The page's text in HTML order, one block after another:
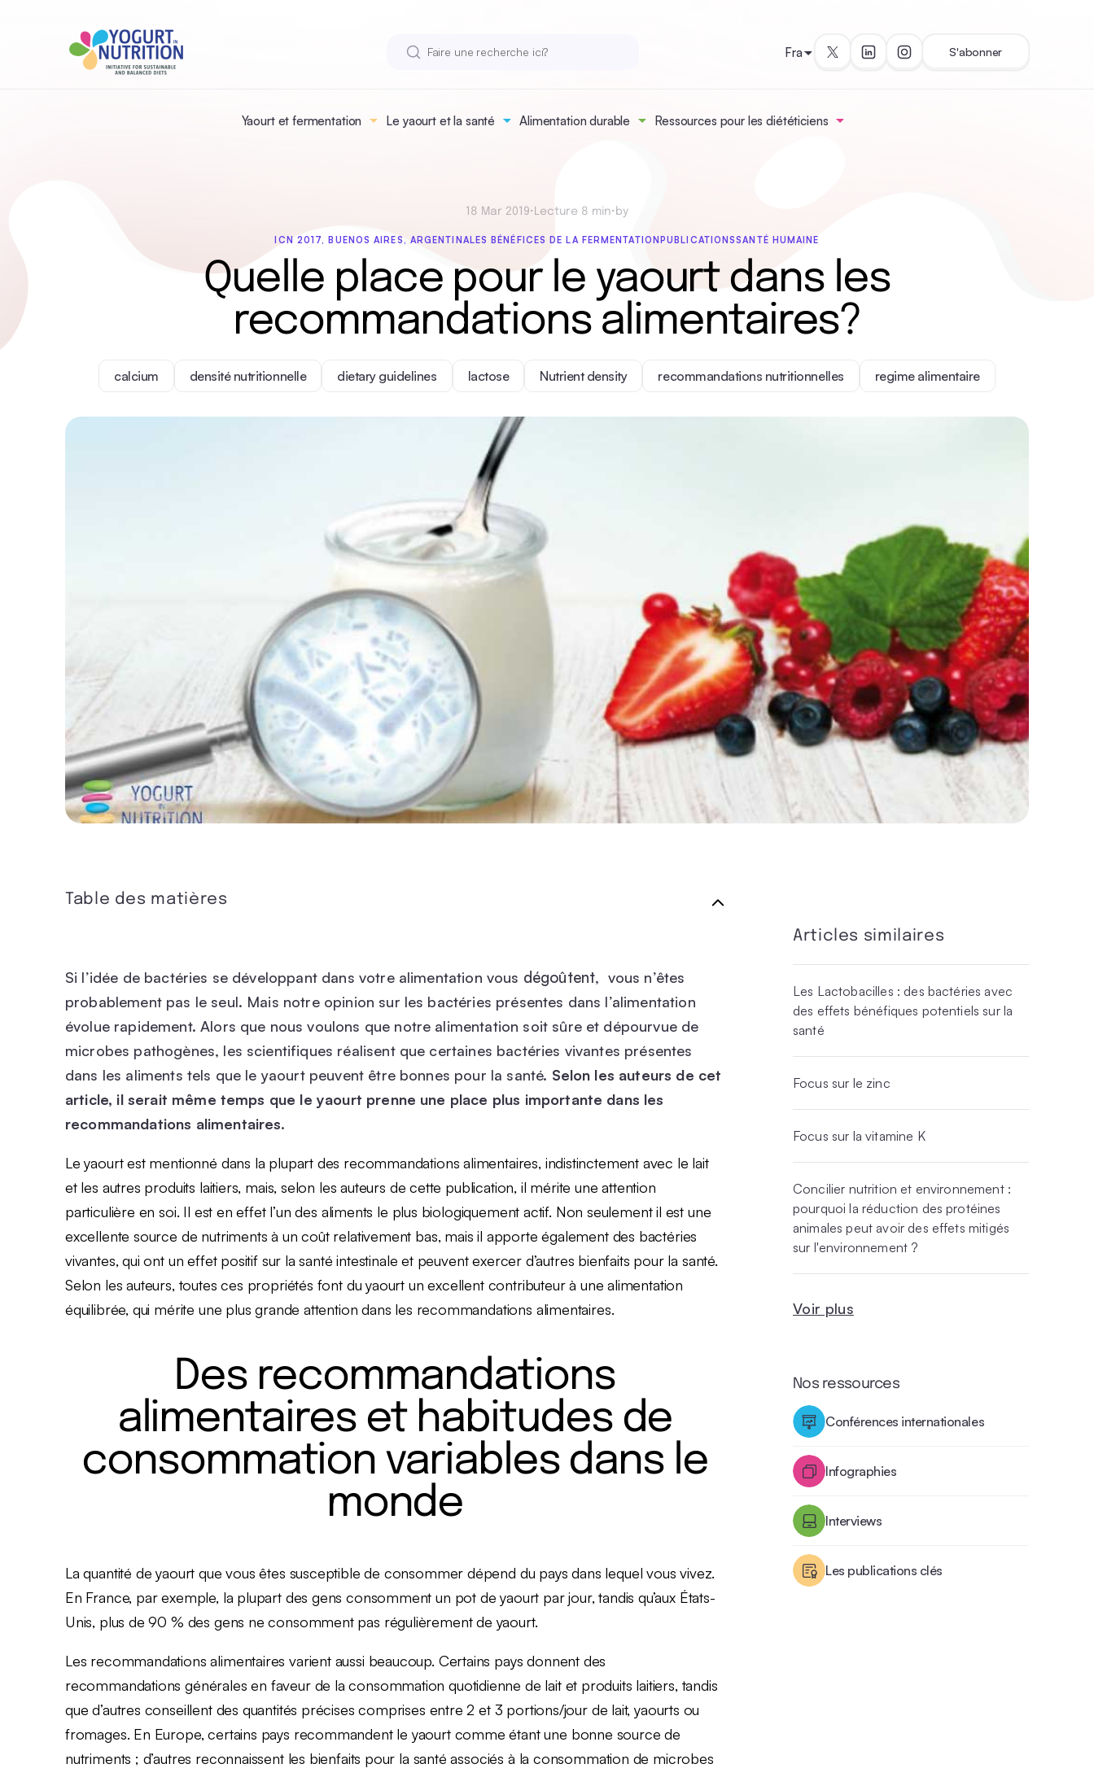
Yaourt et fermentation Le yaourt et la santé Alimentation durable Ressources pour les diététiciens
Fra S'abonner
18 Mar 2019• Lecture 8 min• by
ICN 2017, BUENOS AIRES, ARGENTINALES BÉNÉFICES DE LA FERMENTATION PUBLICATIONSSANTÉ HUMAINE
Quelle place pour le yaourt dans les
recommandations alimentaires?
calcium densité nutritionnelle dietary guidelines lactose Nutrient density recommandations nutritionnelles regime alimentaire
Table des matières
Si l’idée de bactéries se développant dans votre alimentation vous dégoûtent, vous n’êtes
probablement pas le seul. Mais notre opinion sur les bactéries présentes dans l’alimentation
évolue rapidement. Alors que nous voulons que notre alimentation soit sûre et dépourvue de
microbes pathogènes, les scientifiques réalisent que certaines bactéries vivantes présentes
dans les aliments tels que le yaourt peuvent être bonnes pour la santé. Selon les auteurs de cet
article, il serait même temps que le yaourt prenne une place plus importante dans les
recommandations alimentaires.
Le yaourt est mentionné dans la plupart des recommandations alimentaires, indistinctement avec le lait
et les autres produits laitiers, mais, selon les auteurs de cette publication, il mérite une attention
particulière en soi. Il est en effet l’un des aliments le plus biologiquement actif. Non seulement il est une
excellente source de nutriments à un coût relativement bas, mais il apporte également des bactéries
vivantes, qui ont un effet positif sur la santé intestinale et peuvent exercer d’autres bienfaits pour la santé.
Selon les auteurs, toutes ces propriétés font du yaourt un excellent contributeur à une alimentation
équilibrée, qui mérite une plus grande attention dans les recommandations alimentaires.
Des recommandations
alimentaires et habitudes de
consommation variables dans le
monde
La quantité de yaourt que vous êtes susceptible de consommer dépend du pays dans lequel vous vivez.
En France, par exemple, la plupart des gens consomment un pot de yaourt par jour, tandis qu’aux États-
Unis, plus de 90 % des gens ne consomment pas régulièrement de yaourt.
Les recommandations alimentaires varient aussi beaucoup. Certains pays donnent des
recommandations générales en faveur de la consommation quotidienne de lait et produits laitiers, tandis
que d’autres conseillent des quantités précises comprises entre 2 et 3 portions/jour de lait, yaourts ou
fromages. En Europe, certains pays recommandent le yaourt comme étant une bonne source de
nutriments ; d’autres reconnaissent les bienfaits pour la santé associés à la consommation de microbes
Articles similaires
Les Lactobacilles : des bactéries avec
des effets bénéfiques potentiels sur la
santé
Focus sur le zinc
Focus sur la vitamine K
Concilier nutrition et environnement :
pourquoi la réduction des protéines
animales peut avoir des effets mitigés
sur l'environnement ?
Voir plus
Nos ressources
Conférences internationales
Infographies
Interviews
Les publications clés